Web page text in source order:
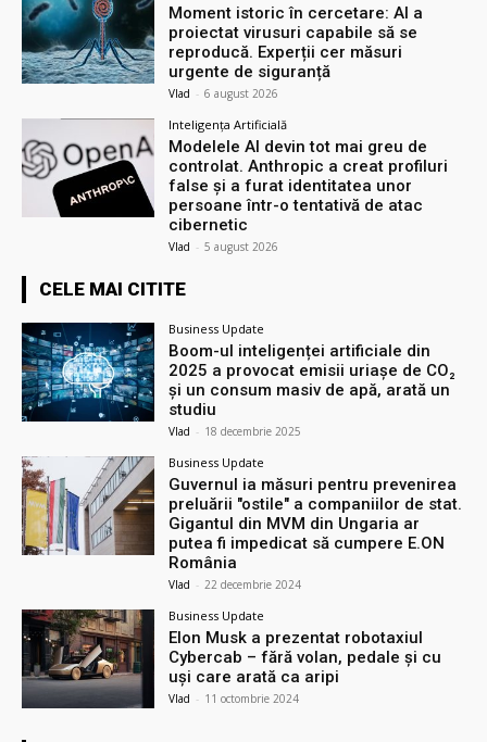
Moment istoric în cercetare: AI a
proiectat virusuri capabile să se
reproducă. Experții cer măsuri
urgente de siguranță
Vlad - 6 august 2026
Inteligența Artificială
Modelele AI devin tot mai greu de
controlat. Anthropic a creat profiluri
false și a furat identitatea unor
persoane într-o tentativă de atac
cibernetic
Vlad - 5 august 2026
CELE MAI CITITE
Business Update
Boom-ul inteligenței artificiale din
2025 a provocat emisii uriașe de CO₂
și un consum masiv de apă, arată un
studiu
Vlad - 18 decembrie 2025
Business Update
Guvernul ia măsuri pentru prevenirea
preluării ″ostile″ a companiilor de stat.
Gigantul din MVM din Ungaria ar
putea fi impedicat să cumpere E.ON
România
Vlad - 22 decembrie 2024
Business Update
Elon Musk a prezentat robotaxiul
Cyberсab – fără volan, pedale și cu
uși care arată ca aripi
Vlad - 11 octombrie 2024